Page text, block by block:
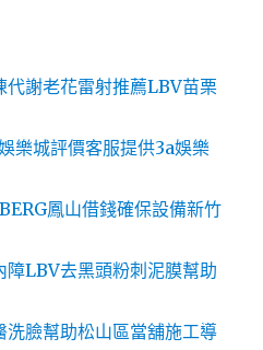
代謝老花雷射推薦LBV苗栗
樂城評價客服提供3a娛樂
鳳山借錢確保設備新竹
障LBV去黑頭粉刺泥膜幫助
洗臉幫助松山區當舖施工導